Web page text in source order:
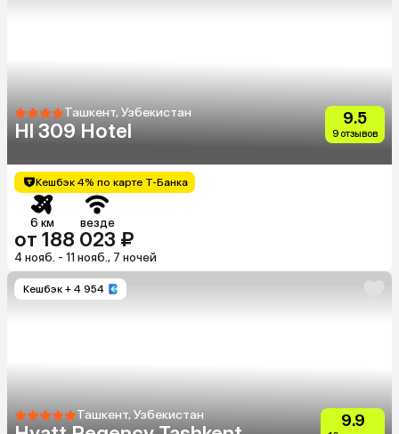
Ташкент, Узбекистан
Hl 309 Hotel
9.5
9 отзывов
Кешбэк 4% по карте Т-Банка
6 км везде
от 188 023 ₽
4 нояб. - 11 нояб., 7 ночей
Кешбэк + 4 954
Ташкент, Узбекистан 9.9